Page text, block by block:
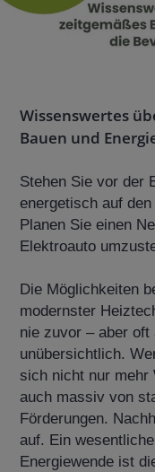
Wissenswertes
Bauen und
Stehen Sie vor der
energetisch auf
Planen Sie einen
Elektroauto
Die Möglichkeiten
modernster
nie zuvor – aber
unübersichtlich.
sich nicht nur mehr
auch massiv von
Förderungen.
auf. Ein
Energiewende ist